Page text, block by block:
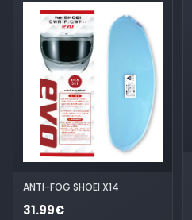
ANTI-FOG SHOEI X14
31.99€